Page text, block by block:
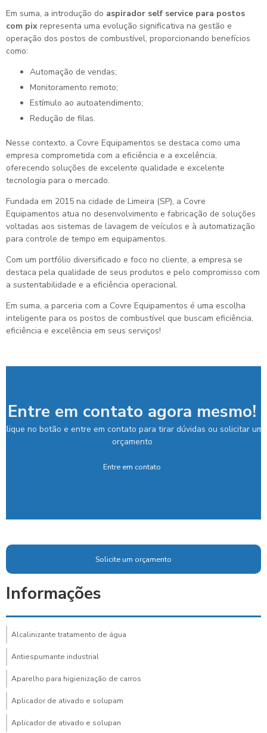
Em suma, a introdução do aspirador self service para postos
com pix representa uma evolução significativa na gestão e
operação dos postos de combustível, proporcionando benefícios
como:
Automação de vendas;
Monitoramento remoto;
Estímulo ao autoatendimento;
Redução de filas.
Nesse contexto, a Covre Equipamentos se destaca como uma
empresa comprometida com a eficiência e a excelência,
oferecendo soluções de excelente qualidade e excelente
tecnologia para o mercado.
Fundada em 2015 na cidade de Limeira (SP), a Covre
Equipamentos atua no desenvolvimento e fabricação de soluções
voltadas aos sistemas de lavagem de veículos e à automatização
para controle de tempo em equipamentos.
Com um portfólio diversificado e foco no cliente, a empresa se
destaca pela qualidade de seus produtos e pelo compromisso com
a sustentabilidade e a eficiência operacional.
Em suma, a parceria com a Covre Equipamentos é uma escolha
inteligente para os postos de combustível que buscam eficiência,
eficiência e excelência em seus serviços!
Entre em contato agora mesmo!
Clique no botão e entre em contato para tirar dúvidas ou solicitar um
orçamento
Entre em contato
Solicite um orçamento
Informações
Alcalinizante tratamento de água
Antiespumante industrial
Aparelho para higienização de carros
Aplicador de ativado e solupam
Aplicador de ativado e solupan